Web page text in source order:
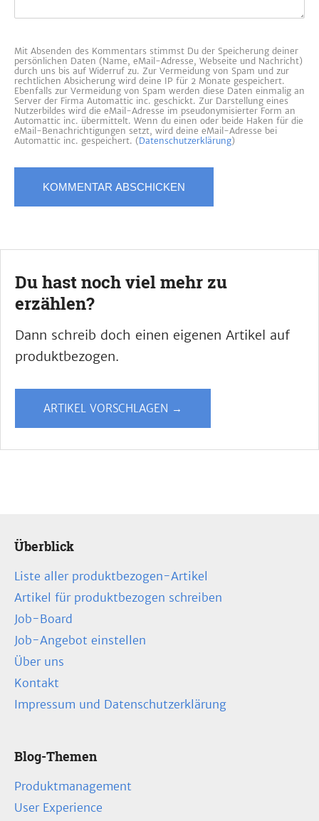
Mit Absenden des Kommentars stimmst Du der Speicherung deiner
persönlichen Daten (Name, eMail-Adresse, Webseite und Nachricht)
durch uns bis auf Widerruf zu. Zur Vermeidung von Spam und zur
rechtlichen Absicherung wird deine IP für 2 Monate gespeichert.
Ebenfalls zur Vermeidung von Spam werden diese Daten einmalig an
Server der Firma Automattic inc. geschickt. Zur Darstellung eines
Nutzerbildes wird die eMail-Adresse im pseudonymisierter Form an
Automattic inc. übermittelt. Wenn du einen oder beide Haken für die
eMail-Benachrichtigungen setzt, wird deine eMail-Adresse bei
Automattic inc. gespeichert. (Datenschutzerklärung)
Du hast noch viel mehr zu
erzählen?
Dann schreib doch einen eigenen Artikel auf
produktbezogen.
ARTIKEL VORSCHLAGEN →
Überblick
Liste aller produktbezogen-Artikel
Artikel für produktbezogen schreiben
Job-Board
Job-Angebot einstellen
Über uns
Kontakt
Impressum und Datenschutzerklärung
Blog-Themen
Produktmanagement
User Experience